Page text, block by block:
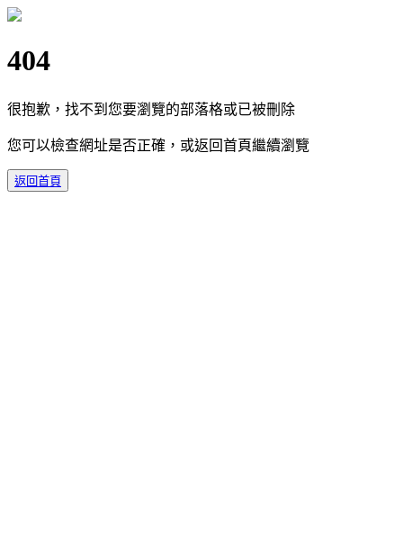
404
很抱歉，找不到您要瀏覽的部落格或已被刪除
您可以檢查網址是否正確，或返回首頁繼續瀏覽
返回首頁